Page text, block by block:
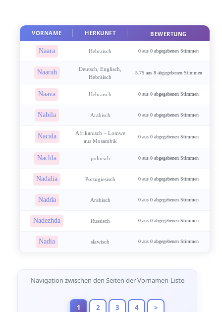
VORNAME HERKUNFT BEWERTUNG
Naara Hebräisch 0 aus 0 abgegebenen Stimmen
Naarah
Deutsch, Englisch,
Hebräisch
5.75 aus 8 abgegebenen Stimmen
Naava Hebräisch 0 aus 0 abgegebenen Stimmen
Nabila Arabisch 0 aus 0 abgegebenen Stimmen
Nacala
Afrikanisch – Lomwe
aus Mosambik
0 aus 0 abgegebenen Stimmen
Nachla polnisch 0 aus 0 abgegebenen Stimmen
Nadalia Portugiesisch 0 aus 0 abgegebenen Stimmen
Nadda Arabisch 0 aus 0 abgegebenen Stimmen
Nadezhda Russisch 0 aus 0 abgegebenen Stimmen
Nadia slawisch 0 aus 0 abgegebenen Stimmen
Seitennavigation
Navigation zwischen den Seiten der Vornamen-Liste
1 2 3 4 >